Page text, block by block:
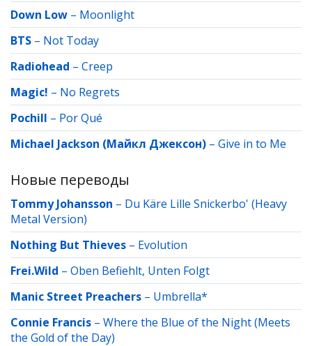
Down Low – Moonlight
BTS – Not Today
Radiohead – Creep
Magic! – No Regrets
Pochill – Por Qué
Michael Jackson (Майкл Джексон) – Give in to Me
Новые переводы
Tommy Johansson – Du Käre Lille Snickerbo' (Heavy
Metal Version)
Nothing But Thieves – Evolution
Frei.Wild – Oben Befiehlt, Unten Folgt
Manic Street Preachers – Umbrella*
Connie Francis – Where the Blue of the Night (Meets
the Gold of the Day)